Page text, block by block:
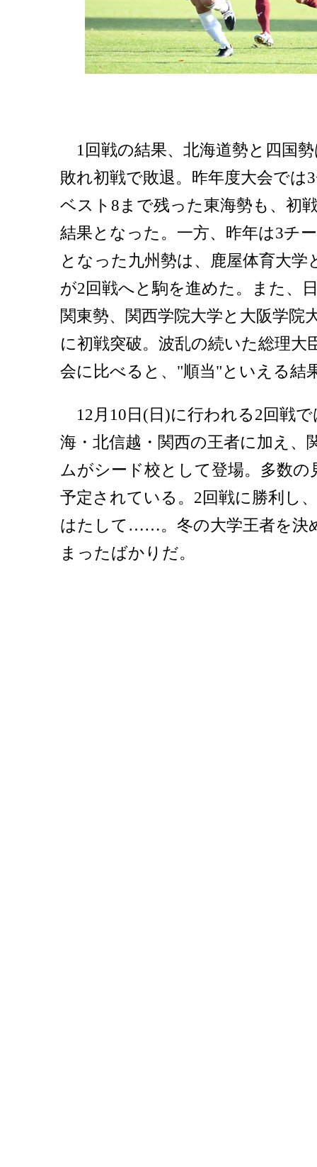
1回戦の結果、北海道勢と四国
敗れ初戦で敗退。昨年度大会では
ベスト8まで残った東海勢も、初
結果となった。一方、昨年は3チ
となった九州勢は、鹿屋体育大学
が2回戦へと駒を進めた。また、
関東勢、関西学院大学と大阪学院
に初戦突破。波乱の続いた総理大
会に比べると、"順当"といえる結
12月10日(日)に行われる2回戦で
海・北信越・関西の王者に加え、
ムがシード校として登場。多数の
予定されている。2回戦に勝利し
はたして……。冬の大学王者を決
まったばかりだ。